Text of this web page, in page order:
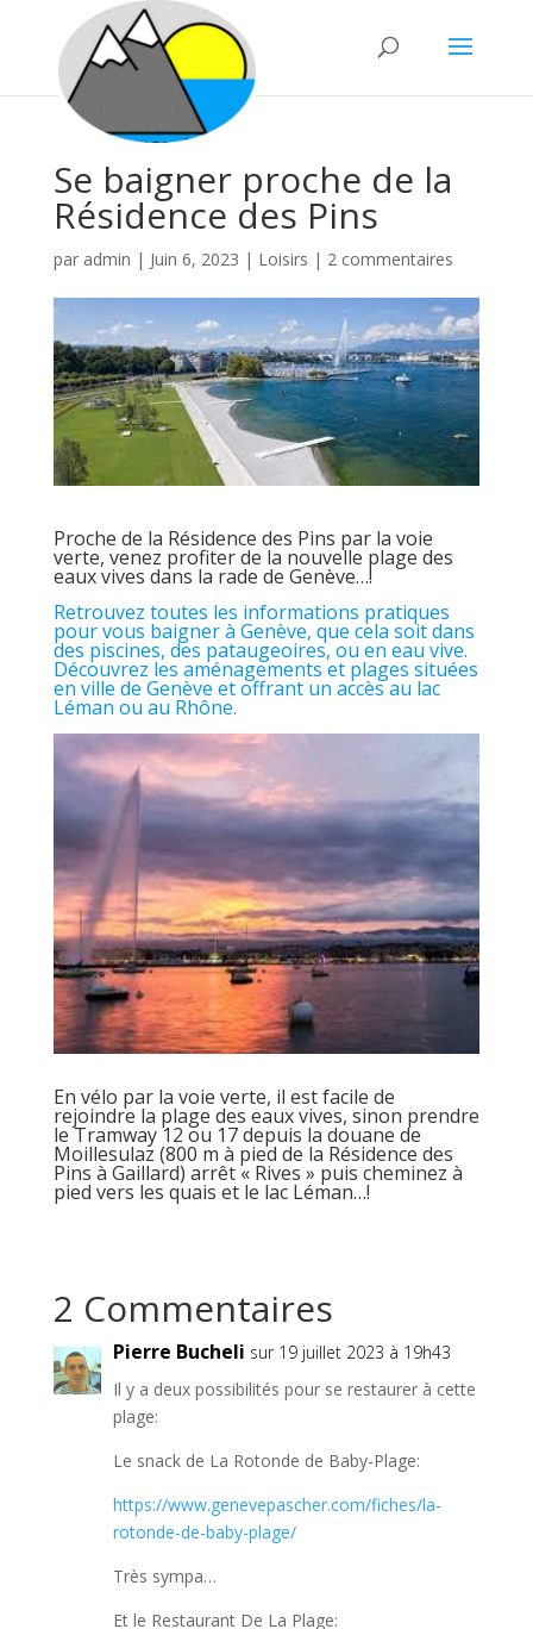
Se baigner proche de la
Résidence des Pins
par admin | Juin 6, 2023 | Loisirs | 2 commentaires
Proche de la Résidence des Pins par la voie
verte, venez profiter de la nouvelle plage des
eaux vives dans la rade de Genève…!
Retrouvez toutes les informations pratiques
pour vous baigner à Genève, que cela soit dans
des piscines, des pataugeoires, ou en eau vive.
Découvrez les aménagements et plages situées
en ville de Genève et offrant un accès au lac
Léman ou au Rhône.
En vélo par la voie verte, il est facile de
rejoindre la plage des eaux vives, sinon prendre
le Tramway 12 ou 17 depuis la douane de
Moillesulaz (800 m à pied de la Résidence des
Pins à Gaillard) arrêt « Rives » puis cheminez à
pied vers les quais et le lac Léman…!
2 Commentaires
Pierre Bucheli sur 19 juillet 2023 à 19h43
Il y a deux possibilités pour se restaurer à cette
plage:
Le snack de La Rotonde de Baby-Plage:
https://www.genevepascher.com/fiches/la-
rotonde-de-baby-plage/
Très sympa…
Et le Restaurant De La Plage: